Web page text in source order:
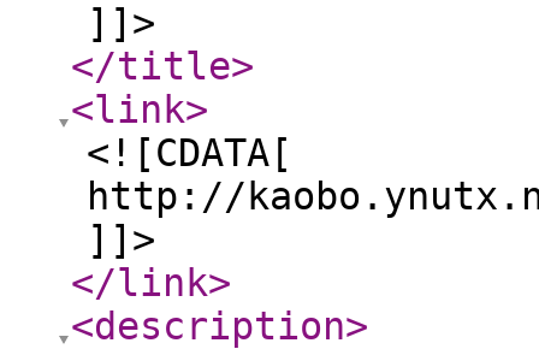
]]>
</title>
<link>
<![CDATA[
http://kaobo.ynutx.net/
]]>
</link>
<description>